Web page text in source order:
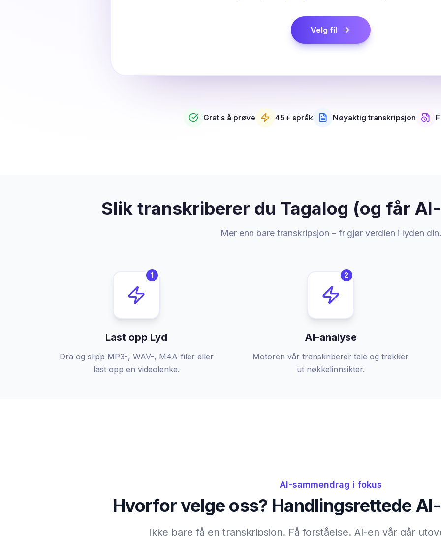
Velg fil
Gratis å prøve 45+ språk Nøyaktig transkripsjon
Slik transkriberer du Tagalog (og får
Mer enn bare transkripsjon – frigjør verdien i lyden din.
1
Last opp Lyd
Dra og slipp MP3-, WAV-, M4A-filer eller
last opp en videolenke.
2
AI-analyse
Motoren vår transkriberer tale og trekker
ut nøkkelinnsikter.
AI-sammendrag i fokus
Hvorfor velge oss? Handlingsrettede
Ikke bare få en transkripsjon. Få forståelse. AI-en vår går